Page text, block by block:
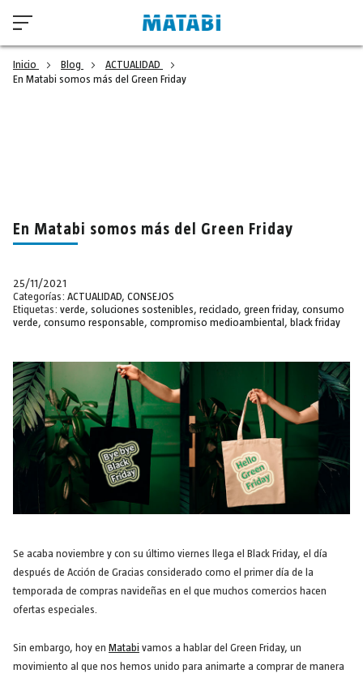
Inicio Blog
ACTUALIDAD
En Matabi somos más del Green Friday
En Matabi somos más del Green Friday
25/11/2021
Categorías: ACTUALIDAD, CONSEJOS
Etiquetas: verde, soluciones sostenibles, reciclado, green friday, consumo
verde, consumo responsable, compromiso medioambiental , black friday
Se acaba noviembre y con su último viernes llega el Black Friday, el día
después de Acción de Gracias considerado como el primer día de la
temporada de compras navideñas en el que muchos comercios hacen
ofertas especiales.
Sin embargo, hoy en Matabi vamos a hablar del Green Friday, un
movimiento al que nos hemos unido para animarte a comprar de manera